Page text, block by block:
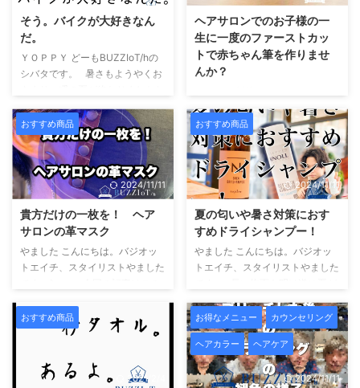
ウム Mgリン P鉄 Fe亜鉛
Zn銅 Cuマンガン Mnセレン
Seクロム Crモリブデン Mo5
種類の有害金属カドニウム Cd
水銀 Hg鉛 Pbヒ素 Asアルミ
診票データ入 ...
ポーターお願いします。
&nbsp ...
そう。バイクが大好きなん
だ。
ＹＯＰＰＹ どーもBUZZIoT/hの
シバタです。 暑さもようやくお
なく季節感もないままにただただ
時が過ぎてゆく...... 本当に早くコ
ロナが収束して欲しいと願うばか
りです。 さて今回は営業ブログ
ではなく、ちょこっと私のプライ
ベートを垣間見せようかと思い立
った今日この頃です。 長く担当
させていただいている方は既に知
っているかもしれませんが 私、
シバタは昔っからの大のバイクバ
ヘアサロンでのお子様の一
生に一度のファーストカッ
トで赤ちゃん筆を作りませ
んか？
ロン、バジオットエイチスタイリ
ストやましたです。こんにちは。
お客様から 子供のカットは受け
付けていますか？ とのお問い合
わせをよくいただきます。 勿論
大丈夫です。 まだスタイル写真
は少ないですがヘアカタログのペ
ージにkidsカテゴリーを作るほど
当店はお子様のご来店ウエルカム
です。 自分の娘をスタイル写
真に起用するほどウエルカムで
だいてい ...
おすすめ商品
2024/11/11
貴方だけの一枚を！ ヘア
サロンの革マスク
やました こんにちは。バジオッ
トエイチ、スタイリストやました
るマスクについての記事になりま
す。 一時期....タピオカ屋がマス
たが.... 我がヘアサロン バジオ
ットエイチも時代の流れに乗って
おすすめ商品
2024/11/11
夏の匂いや暑さ対策におす
すめドライシャンプー！
やました こんにちは。バジオッ
トエイチ、スタイリストやました
の愛娘でございます。 あまりに
拙い私の文章では皆様の心を掴め
ないので 海、夏、保育園児の写
真を使ってドーピングしてみまし
た。 さ。これで掴みはオッケー
おすすめ商品
2021/2/4
お得なメニュー カウンセリング
ヘアカラー ヘアケア
2024/11/11